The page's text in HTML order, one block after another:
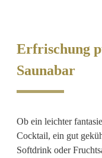
Erfrischung
Saunabar
Ob ein leichter
Cocktail, ein gut
Softdrink oder